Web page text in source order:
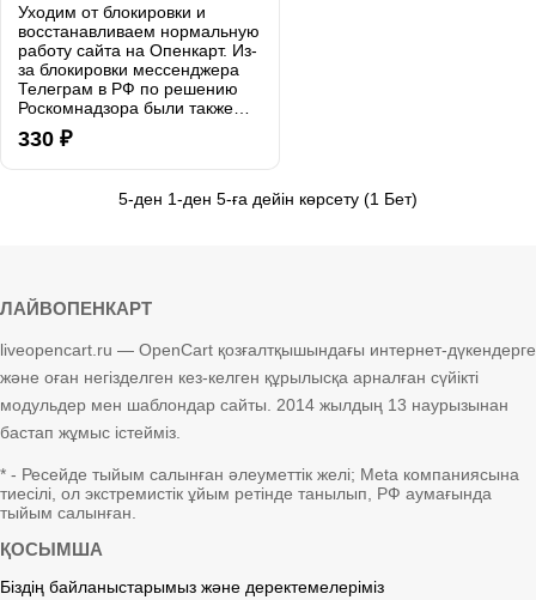
Уходим от блокировки и
восстанавливаем нормальную
работу сайта на Опенкарт. Из-
за блокировки мессенджера
Телеграм в РФ по решению
Роскомнадзора были также
заблокированы многие
сервисы гугла (аналитика,
330 ₽
5-ден 1-ден 5-ға дейін көрсету (1 Бет)
ЛАЙВОПЕНКАРТ
liveopencart.ru — OpenCart қозғалтқышындағы интернет-дүкендерге
және оған негізделген кез-келген құрылысқа арналған сүйікті
модульдер мен шаблондар сайты. 2014 жылдың 13 наурызынан
бастап жұмыс істейміз.
* - Ресейде тыйым салынған әлеуметтік желі; Meta компаниясына
тиесілі, ол экстремистік ұйым ретінде танылып, РФ аумағында
тыйым салынған.
ҚОСЫМША
Біздің байланыстарымыз және деректемелеріміз